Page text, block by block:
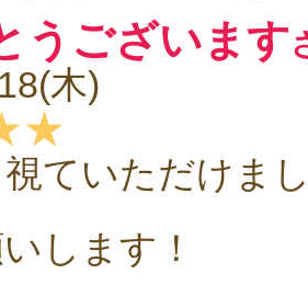
うございます
木)
ていただけま
します！